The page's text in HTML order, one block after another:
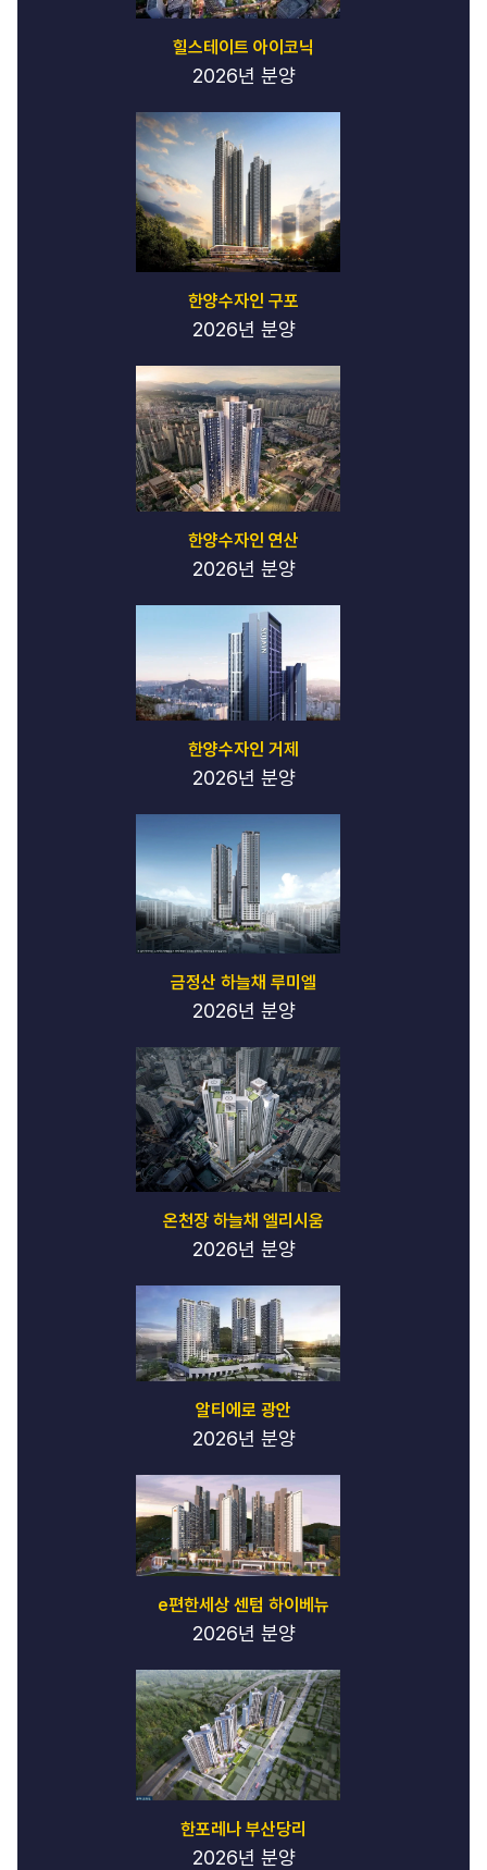
힐스테이트 아이코닉
2026년 분양
한양수자인 구포
2026년 분양
한양수자인 연산
2026년 분양
한양수자인 거제
2026년 분양
금정산 하늘채 루미엘
2026년 분양
온천장 하늘채 엘리시움
2026년 분양
알티에로 광안
2026년 분양
e편한세상 센텀 하이베뉴
2026년 분양
한포레나 부산당리
2026년 분양